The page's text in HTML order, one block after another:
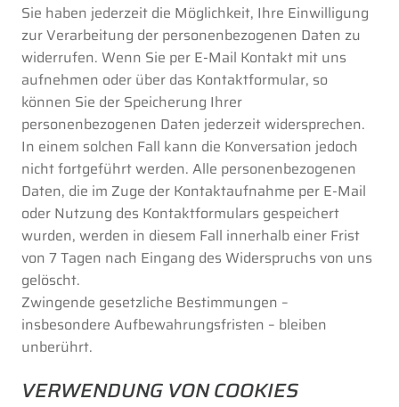
Sie haben jederzeit die Möglichkeit, Ihre Einwilligung
zur Verarbeitung der personenbezogenen Daten zu
widerrufen. Wenn Sie per E-Mail Kontakt mit uns
aufnehmen oder über das Kontaktformular, so
können Sie der Speicherung Ihrer
personenbezogenen Daten jederzeit widersprechen.
In einem solchen Fall kann die Konversation jedoch
nicht fortgeführt werden. Alle personenbezogenen
Daten, die im Zuge der Kontaktaufnahme per E-Mail
oder Nutzung des Kontaktformulars gespeichert
wurden, werden in diesem Fall innerhalb einer Frist
von 7 Tagen nach Eingang des Widerspruchs von uns
gelöscht.
Zwingende gesetzliche Bestimmungen –
insbesondere Aufbewahrungsfristen – bleiben
unberührt.
VERWENDUNG VON COOKIES